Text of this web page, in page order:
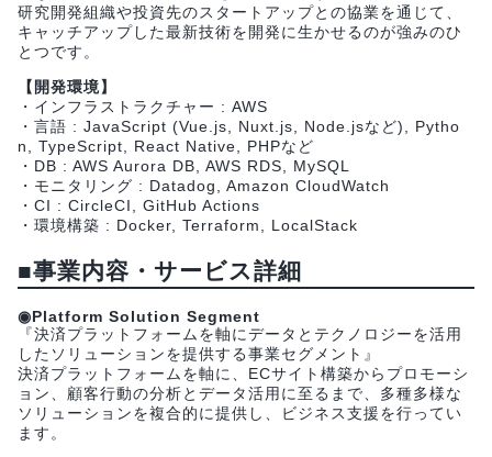
研究開発組織や投資先のスタートアップとの協業を通じて、
キャッチアップした最新技術を開発に生かせるのが強みのひ
とつです。
【開発環境】
・インフラストラクチャー : AWS
・言語 : JavaScript (Vue.js, Nuxt.js, Node.jsなど), Pytho
n, TypeScript, React Native, PHPなど
・DB : AWS Aurora DB, AWS RDS, MySQL
・モニタリング : Datadog, Amazon CloudWatch
・CI : CircleCI, GitHub Actions
・環境構築 : Docker, Terraform, LocalStack
■事業内容・サービス詳細
◉Platform Solution Segment
『決済プラットフォームを軸にデータとテクノロジーを活用
したソリューションを提供する事業セグメント』
決済プラットフォームを軸に、ECサイト構築からプロモーシ
ョン、顧客行動の分析とデータ活用に至るまで、多種多様な
ソリューションを複合的に提供し、ビジネス支援を行ってい
ます。